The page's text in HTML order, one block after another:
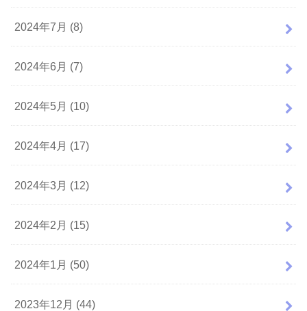
2024年7月 (8)
2024年6月 (7)
2024年5月 (10)
2024年4月 (17)
2024年3月 (12)
2024年2月 (15)
2024年1月 (50)
2023年12月 (44)